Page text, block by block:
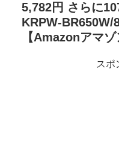
5,782円 さらに
KRPW-
【Amazonアマゾ
スポ